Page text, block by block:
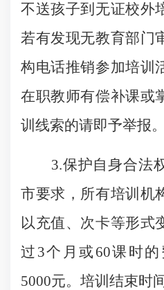
不送孩子到无证校外
若有发现无教育部门
构电话推销参加培训
在职教师有偿补课或
训线索的请即予举报。
3.保护自身合法权
市要求，所有培训机
以充值、次卡等形式
过3个月或60课时
5000元。培训结束时